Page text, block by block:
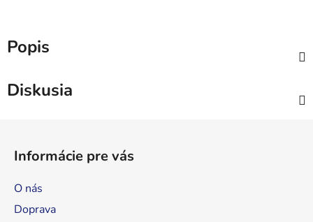
Popis
Diskusia
Informácie pre vás
O nás
Doprava